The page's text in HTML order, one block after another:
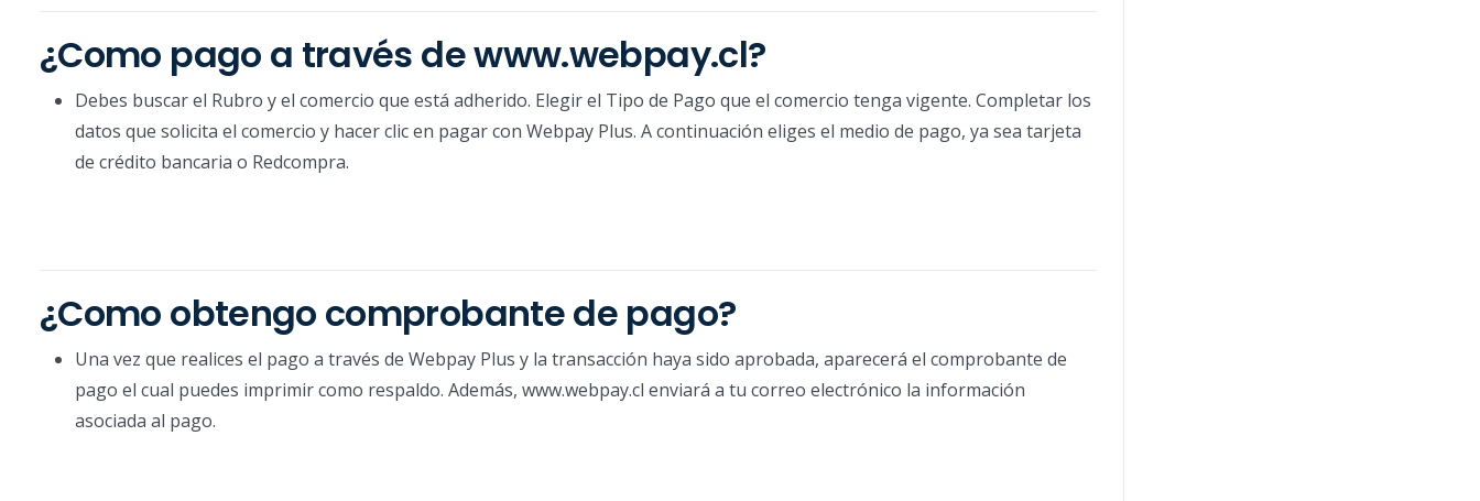
¿Como pago a través de www.webpay.cl?
Debes buscar el Rubro y el comercio que está adherido. Elegir el Tipo de Pago que el comercio tenga vigente. Completar los
datos que solicita el comercio y hacer clic en pagar con Webpay Plus. A continuación eliges el medio de pago, ya sea tarjeta
de crédito bancaria o Redcompra.
¿Como obtengo comprobante de pago?
Una vez que realices el pago a través de Webpay Plus y la transacción haya sido aprobada, aparecerá el comprobante de
pago el cual puedes imprimir como respaldo. Además, www.webpay.cl enviará a tu correo electrónico la información
asociada al pago.